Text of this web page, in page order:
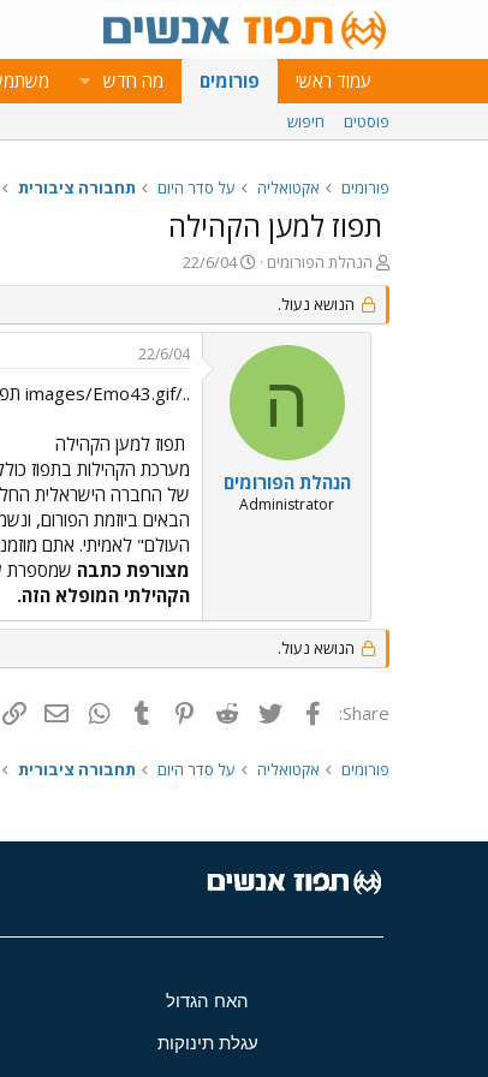
עמוד ראשי פורומים מה חדש
פוסטים חיפוש
פורומים אקטואליה על סדר היום תחבורה ציבורית
תפוז למען הקהילה
פ
ו
ת
ח
הנהלת הפורומים
פ
ו
ס
ב
ת
א
ר
ך
22/6/04
הנושא נעול.
ה
הנהלת הפורומים
Administrator
22/6/04
../images/Emo43.gif תפוז למען הקהילה ../images/Emo24.gif
תפוז למען הקהילה
מערכת הקהילות בתפוז
של החברה הישראלית החל
הבאים ביוזמת הפורום,
העולם" לאמיתי. אתם
מצורפת כתבה שמספרת
הקהילתי המופלא הזה.
הנושא נעול.
Share: פייסבוק Twitter
Reddit
Pinterest
Tumblr
WhatsApp
דואר
פורומים אקטואליה על סדר היום תחבורה ציבורית
האח הגדול
עגלת תינוקות